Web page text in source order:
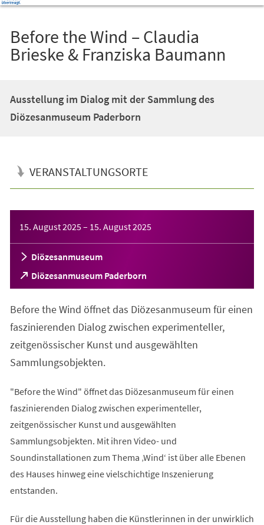
Before the Wind – Claudia
Brieske & Franziska Baumann
Ausstellung im Dialog mit der Sammlung des
Diözesanmuseum Paderborn
VERANSTALTUNGSORTE
15. August 2025– 15. August 2025
Diözesanmuseum
Diözesanmuseum Paderborn
(Öffnet
in
neuen
Tab)
Before the Wind öffnet das Diözesanmuseum für einen
faszinierenden Dialog zwischen experimenteller,
zeitgenössischer Kunst und ausgewählten
Sammlungsobjekten.
"Before the Wind" öffnet das Diözesanmuseum für einen
faszinierenden Dialog zwischen experimenteller,
zeitgenössischer Kunst und ausgewählten
Sammlungsobjekten. Mit ihren Video- und
Soundinstallationen zum Thema ‚Wind‘ ist über alle Ebenen
des Hauses hinweg eine vielschichtige Inszenierung
entstanden.
Für die Ausstellung haben die Künstlerinnen in der unwirklich